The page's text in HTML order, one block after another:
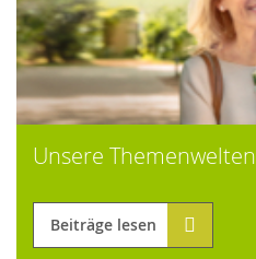
Unsere Themenwelten
Beiträge lesen